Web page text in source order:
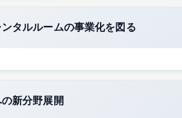
タルルームの事業化を図る
新分野展開